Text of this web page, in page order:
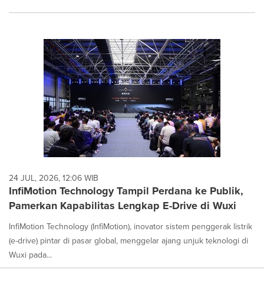
24 JUL, 2026, 12:06 WIB
InfiMotion Technology Tampil Perdana ke Publik,
Pamerkan Kapabilitas Lengkap E-Drive di Wuxi
InfiMotion Technology (InfiMotion), inovator sistem penggerak listrik
(e-drive) pintar di pasar global, menggelar ajang unjuk teknologi di
Wuxi pada...